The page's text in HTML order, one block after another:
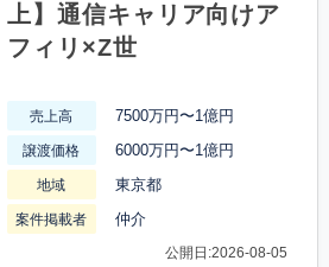
上】通信キャリア向けア
フィリ×Z世
売上高 7500万円〜1億円
譲渡価格 6000万円〜1億円
地域 東京都
案件掲載者 仲介
公開日:2026-08-05